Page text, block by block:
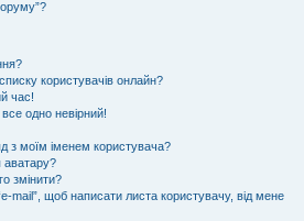
користувачів онлайн?
час!
одно невірний!
з моїм іменем користувача?
аватару?
змінити?
mail”, щоб написати листа користувачу, від мене